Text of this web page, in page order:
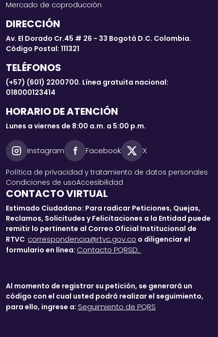
Mercado de coproducción
DIRECCIÓN
Av. El Dorado Cr.45 # 26 - 33 Bogotá D.C. Colombia.
Código Postal: 111321
TELÉFONOS
(+57) (601) 2200700. Línea gratuita nacional:
018000123414
HORARIO DE ATENCIÓN
Lunes a viernes de 8:00 a.m. a 5:00 p.m.
Instagram Facebook X
Política de privacidad y tratamiento de datos personales
Condiciones de usoAccesibilidad
CONTACTO VIRTUAL
Estimado Ciudadano: Para radicar Peticiones, Quejas,
Reclamos, Solicitudes y Felicitaciones a la Entidad puede
remitir lo pertinente al Correo Oficial Institucional de
RTVC correspondencia@rtvc.gov.co o diligenciar el
formulario en línea: Contacto PQRSD.
Al momento de registrar su petición, se generará un
código con el cual usted podrá realizar el seguimiento,
para ello, ingrese a: Seguimiento de PQRS